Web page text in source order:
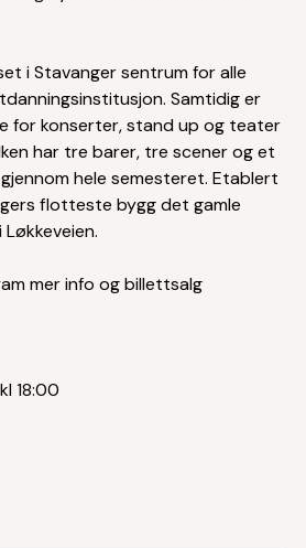
i Stavanger sentrum for alle
Samtidig er
for konserter, stand up og teater
har tre barer, tre scener og et
hele semesteret. Etablert
flotteste bygg det gamle
mer info og billettsalg
18:00